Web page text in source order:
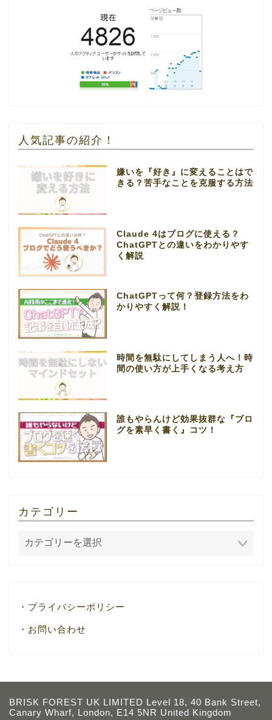
人気記事の紹介！
嫌いを『好き』に変えることはで
きる？苦手なことを克服する方法
Claude 4はブログに使える？
ChatGPTとの違いをわかりやす
く解説
ChatGPTって何？登録方法をわ
かりやすく解説！
時間を無駄にしてしまう人へ！時
間の使い方が上手くなる考え方
誰もやらんけど効果抜群な『ブロ
グを素早く書く』コツ！
カテゴリー
・プライバシーポリシー
・お問い合わせ
BRISK FOREST UK LIMITED Level 18, 40 Bank Street,
Canary Wharf, London, E14 5NR United Kingdom